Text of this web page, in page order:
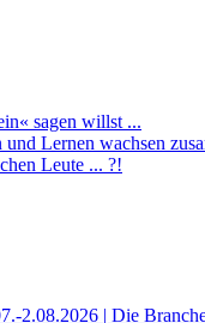
sagen willst ...
Lernen wachsen
Leute ... ?!
2.08.2026 | Die